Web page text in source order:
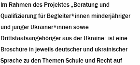
Im Rahmen des Projektes „Beratung und
Qualifizierung für Begleiter*innen minderjähriger
und junger Ukrainer*innen sowie
Drittstaatsangehöriger aus der Ukraine“ ist eine
Broschüre in jeweils deutscher und ukrainischer
Sprache zu den Themen Schule und Recht auf